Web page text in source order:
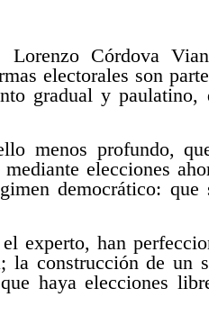
Córdova
electorales son
gradual y
menos profundo,
elecciones
democrático:
experto, han
la construcción de un
haya elecciones